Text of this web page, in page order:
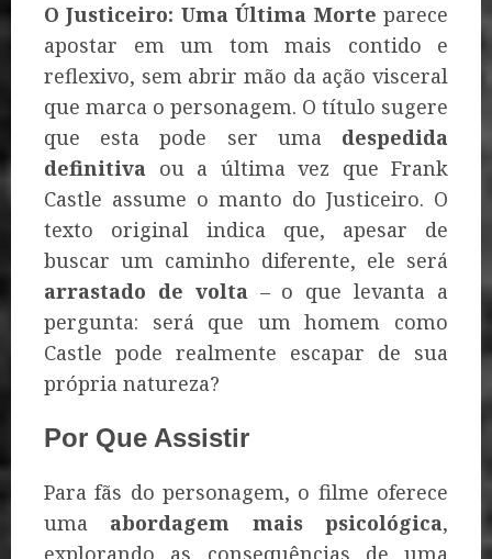
O Justiceiro: Uma Última Morte parece
apostar em um tom mais contido e
reflexivo, sem abrir mão da ação visceral
que marca o personagem. O título sugere
que esta pode ser uma despedida
definitiva ou a última vez que Frank
Castle assume o manto do Justiceiro. O
texto original indica que, apesar de
buscar um caminho diferente, ele será
arrastado de volta– o que levanta a
pergunta: será que um homem como
Castle pode realmente escapar de sua
própria natureza?
Por Que Assistir
Para fãs do personagem, o filme oferece
uma abordagem mais psicológica,
explorando as consequências de uma